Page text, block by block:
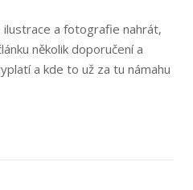
a fotografie nahrát,
několik doporučení a
a kde to už za tu námahu